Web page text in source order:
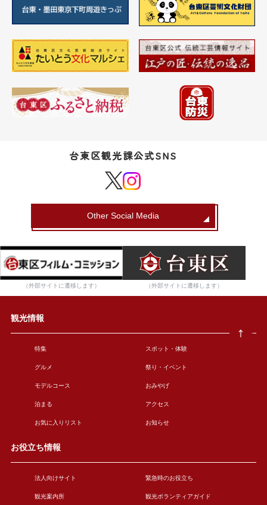
台東区観光課公式SNS
Other Social Media
（外部サイトに遷移します） （外部サイトに遷移します）
観光情報
特集 スポット・体験
グルメ 祭り・イベント
モデルコース おみやげ
泊まる アクセス
お気に入りリスト お知らせ
お役立ち情報
法人向けサイト 緊急時のお役立ち
観光案内所 観光ボランティアガイド